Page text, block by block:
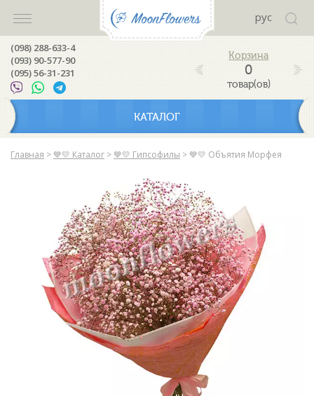
рус
(098) 288-633-4
(093) 90-577-90
(095) 56-31-231
0
товар(ов)
КАТАЛОГ
Главная > 💙💛 Каталог > 💙💛 Гипсофилы > 💙💛 Объятия Морфея